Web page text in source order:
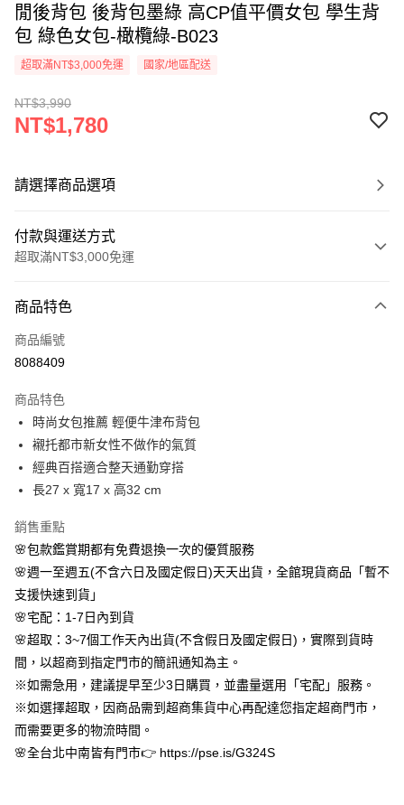
閒後背包 後背包墨綠 高CP值平價女包 學生背
包 綠色女包-橄欖綠-B023
超取滿NT$3,000免運 國家/地區配送
NT$3,990
NT$1,780
請選擇商品選項
付款與運送方式
超取滿NT$3,000免運
信用卡一次付款
信用卡分期付款
合作金庫商業銀行
華南商業銀行
上海商業儲蓄銀行
國泰世華商業銀行
臺灣中小企業銀行
聯邦商業銀行
元大商業銀行
永豐商業銀行
台新國際商業銀行
中國信託商業銀行
台灣樂天信用卡公司
6 期 0 利率 每期
華南商業銀行
上海商業儲蓄銀行
國泰世華商業銀行
匯豐（台灣）商業銀行
聯邦商業銀行
遠東國際商業銀行
元大商業銀行
永豐商業銀行
玉山商業銀行
台灣樂天信用卡公司
LINE Pay
Apple Pay
悠遊付
Google Pay
【關於「AFTEE先享後付」】
AFTEE先享後付是「在收到商品之後才付款」的支付方式。 讓您購物簡單
便利好安心！
１．簡單：不需註冊會員、不需綁卡、不需儲值。
２．便利：只要手機號碼，簡訊認證，即可結帳。
３．安心：先確認商品／服務後，再付款。
【「AFTEE先享後付」結帳流程】
ATM付款
運送方式
付款後全家取貨
每筆NT$80，滿NT$3,000(含以上)免運費
商品特色
商品編號
8088409
商品特色
時尚女包推薦 輕便牛津布背包
襯托都市新女性不做作的氣質
經典百搭適合整天通勤穿搭
長27 x 寬17 x 高32 cm
銷售重點
🌸包款鑑賞期都有免費退換一次的優質服務
🌸週一至週五(不含六日及國定假日)天天出貨，全館現貨商品「暫不
支援快速到貨」
🌸宅配：1-7日內到貨
🌸超取：3~7個工作天內出貨(不含假日及國定假日)，實際到貨時
間，以超商到指定門市的簡訊通知為主。
※如需急用，建議提早至少3日購買，並盡量選用「宅配」服務。
※如選擇超取，因商品需到超商集貨中心再配達您指定超商門市，
而需要更多的物流時間。
🌸全台北中南皆有門市👉 https://pse.is/G324S